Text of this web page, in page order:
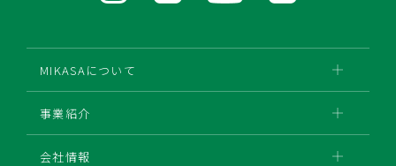
MIKASAについて
事業紹介
会社情報